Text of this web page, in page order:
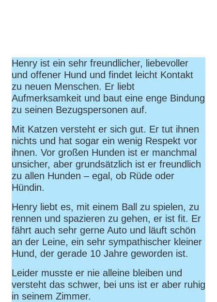
Henry ist ein sehr freundlicher, liebevoller
und offener Hund und findet leicht Kontakt
zu neuen Menschen. Er liebt
Aufmerksamkeit und baut eine enge Bindung
zu seinen Bezugspersonen auf.
Mit Katzen versteht er sich gut. Er tut ihnen
nichts und hat sogar ein wenig Respekt vor
ihnen. Vor großen Hunden ist er manchmal
unsicher, aber grundsätzlich ist er freundlich
zu allen Hunden – egal, ob Rüde oder
Hündin.
Henry liebt es, mit einem Ball zu spielen, zu
rennen und spazieren zu gehen, er ist fit. Er
fährt auch sehr gerne Auto und läuft schön
an der Leine, ein sehr sympathischer kleiner
Hund, der gerade 10 Jahre geworden ist.
Leider musste er nie alleine bleiben und
versteht das schwer, bei uns ist er aber ruhig
in seinem Zimmer.